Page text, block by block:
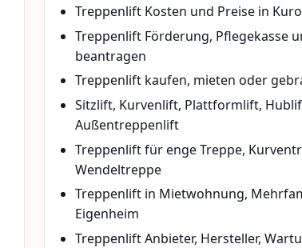
Treppenlift Kosten und Preise in
Treppenlift Förderung, Pflegekasse
beantragen
Treppenlift kaufen, mieten oder
Sitzlift, Kurvenlift, Plattformlift,
Außentreppenlift
Treppenlift für enge Treppe,
Wendeltreppe
Treppenlift in Mietwohnung,
Eigenheim
Treppenlift Anbieter, Hersteller,